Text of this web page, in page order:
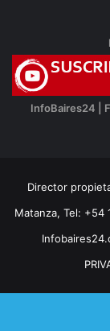
InfoBaires24 |
Director
Matanza, Tel: +54